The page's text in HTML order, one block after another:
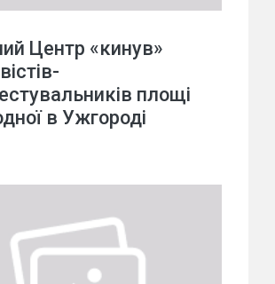
Центр «кинув»
площі
в Ужгороді